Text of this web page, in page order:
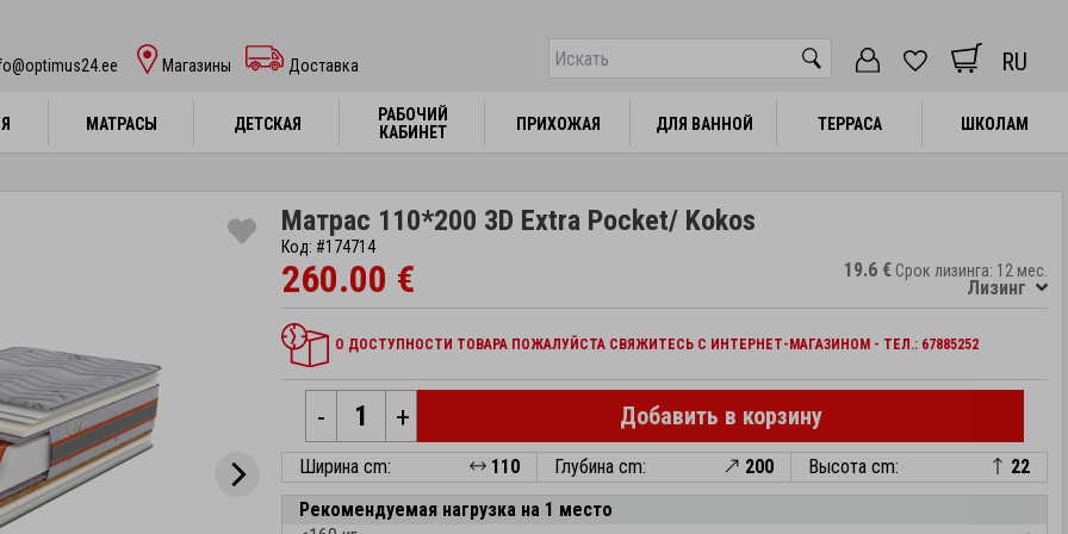
Магазины Доставка RU
МАТРАСЫ ДЕТСКАЯ
РАБОЧИЙ
КАБИНЕТ
ПРИХОЖАЯ ДЛЯ ВАННОЙ ТЕРРАСА ШКОЛАМ
МАТРАСЫ ДЕТСКАЯ
РАБОЧИЙ
КАБИНЕТ
ПРИХОЖАЯ ДЛЯ ВАННОЙ ТЕРРАСА ШКОЛАМ
Матрас 110*200 3D Extra Pocket/ Kokos
Код: #174714
260.00 € 19.6 € Срок лизинга: 12 мес.
Лизинг
О ДОСТУПНОСТИ ТОВАРА ПОЖАЛУЙСТА СВЯЖИТЕСЬ С ИНТЕРНЕТ-МАГАЗИНОМ - ТЕЛ.: 67885252
- + Добавить в корзину
Ширина cm: 110 Глубина cm: 200 Высота cm:
22
Рекомендуемая нагрузка на 1 место